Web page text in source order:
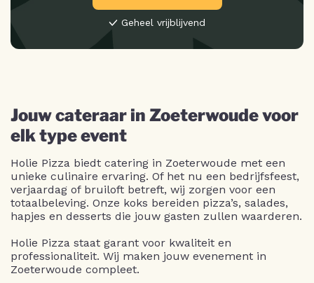
Geheel vrijblijvend
Jouw cateraar in Zoeterwoude voor
elk type event
Holie Pizza biedt catering in Zoeterwoude met een
unieke culinaire ervaring. Of het nu een bedrijfsfeest,
verjaardag of bruiloft betreft, wij zorgen voor een
totaalbeleving. Onze koks bereiden pizza’s, salades,
hapjes en desserts die jouw gasten zullen waarderen.
Holie Pizza staat garant voor kwaliteit en
professionaliteit. Wij maken jouw evenement in
Zoeterwoude compleet.